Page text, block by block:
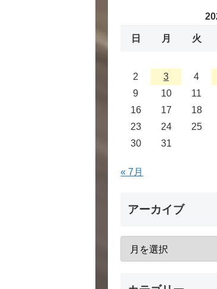
日 月 火
2
3 4
9
10 11
16
17 18
23
24 25
30
31
« 7月
アーカイブ